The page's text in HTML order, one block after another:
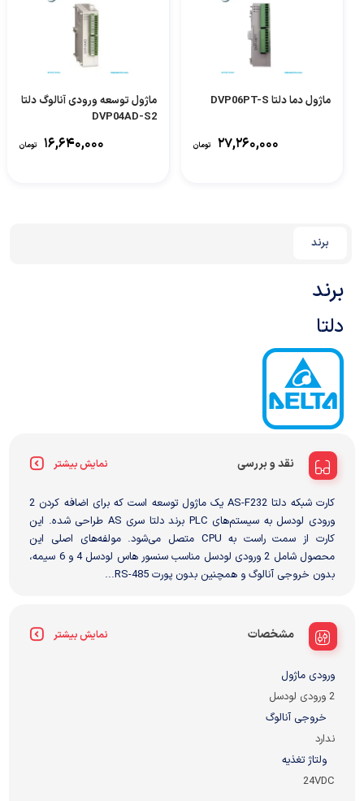
ماژول دما دلتا DVP06PT-S
۲۷,۲۶۰,۰۰۰ تومان
ماژول توسعه ورودی آنالوگ دلتا
DVP04AD-S2
۱۶,۶۴۰,۰۰۰ تومان
برند
برند
دلتا
نقد و بررسی نمایش بیشتر
کارت شبکه دلتا AS-F232 یک ماژول توسعه است که برای اضافه کردن 2
ورودی لودسل به سیستم‌های PLC برند دلتا سری AS طراحی شده. این
کارت از سمت راست به CPU متصل می‌شود. مولفه‌های اصلی این
محصول شامل 2 ورودی لودسل مناسب سنسور هاس لودسل 4 و 6 سیمه،
بدون خروجی آنالوگ و همچنین بدون پورت RS-485...
مشخصات نمایش بیشتر
ورودی ماژول
2 ورودی لودسل
خروجی آنالوگ
ندارد
ولتاژ تغذیه
24VDC